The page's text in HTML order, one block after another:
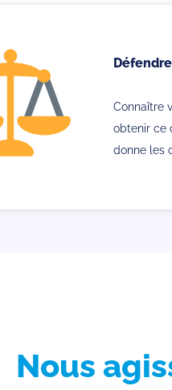
Connaître
obtenir ce
donne les
Nous